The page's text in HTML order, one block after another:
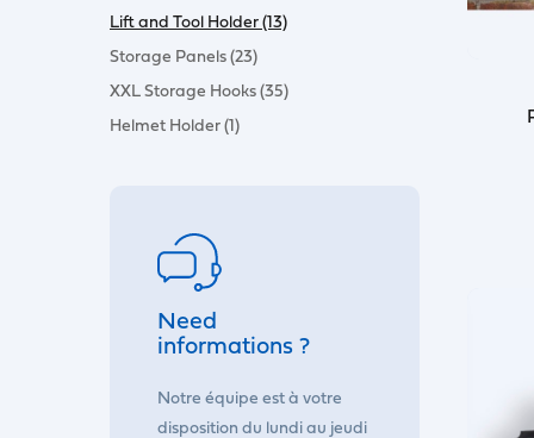
Lift and Tool Holder (13)
Storage Panels (23)
XXL Storage Hooks (35)
Helmet Holder (1)
Need
informations ?
Notre équipe est à votre
disposition du lundi au jeudi